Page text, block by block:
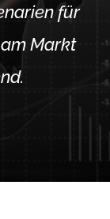
für
Markt